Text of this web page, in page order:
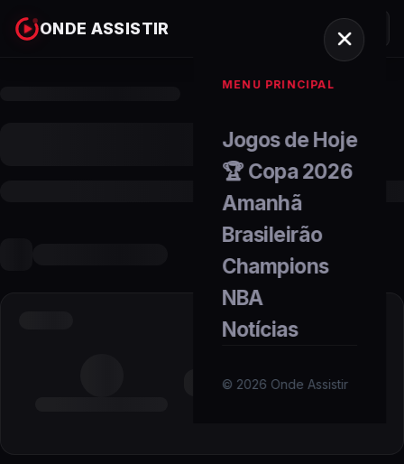
ONDE ASSISTIR
MENU PRINCIPAL
Jogos de Hoje
🏆 Copa 2026
Amanhã
Brasileirão
Champions
NBA
Notícias
© 2026 Onde Assistir